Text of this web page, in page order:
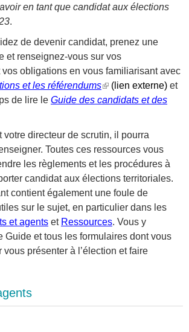
en tant que candidat aux élections
.
de devenir candidat, prenez une
et renseignez-vous sur vos
obligations en vous familiarisant avec
et les référendums(
l
n
s
x
e
r
(lien externe) et
de lire le Guide des candidats et des
votre directeur de scrutin, il pourra
Toutes ces ressources vous
les règlements et les procédures à
candidat aux élections territoriales.
contient également une foule de
sur le sujet, en particulier dans les
et agents et Ressources. Vous y
Guide et tous les formulaires dont vous
présenter à l’élection et faire